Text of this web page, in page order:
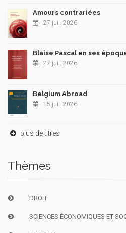
Amours contrariées
27 juil. 2026
Blaise Pascal en ses
27 juil. 2026
Belgium Abroad
15 juil. 2026
plus de titres
Thèmes
DROIT
SCIENCES ÉCONOMIQUES ET